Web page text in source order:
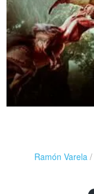
Ramón Varela /